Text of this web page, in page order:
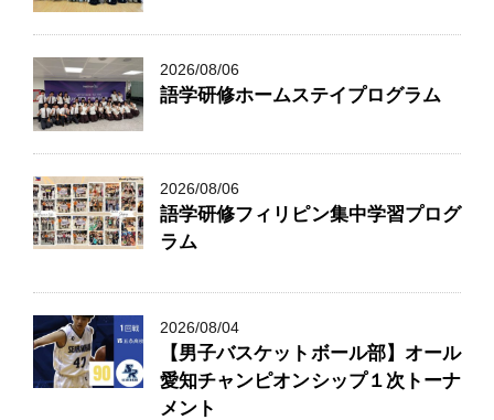
2026/08/06
語学研修ホームステイプログラム
2026/08/06
語学研修フィリピン集中学習プログ
ラム
2026/08/04
【男子バスケットボール部】オール
愛知チャンピオンシップ１次トーナ
メント